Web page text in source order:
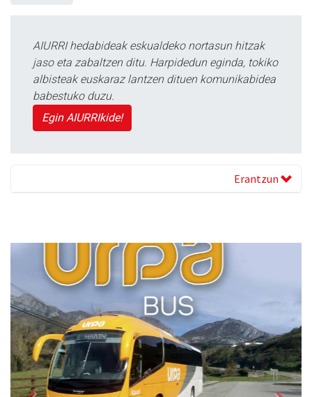
AIURRI hedabideak eskualdeko nortasun hitzak
jaso eta zabaltzen ditu. Harpidedun eginda, tokiko
albisteak euskaraz lantzen dituen komunikabidea
babestuko duzu.
Egin AIURRIkide!
Erantzun